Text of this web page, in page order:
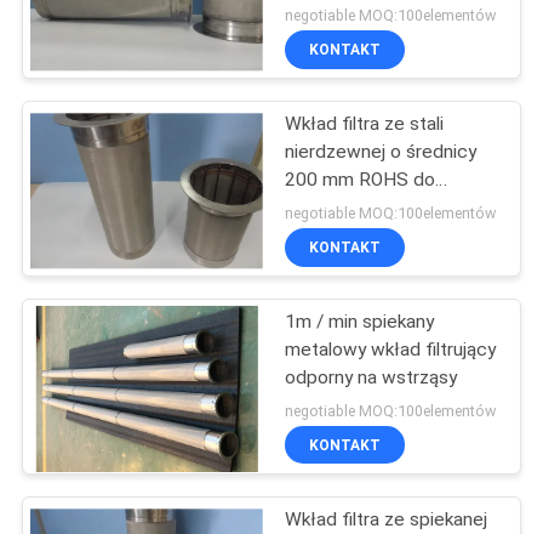
VR
WYCIECZKA
PO
FABRYCE
KONTROLA
JAKOŚCI
Włókno ze stali
nierdzewnej
22
Włókno tytanowe
11
negotiable MOQ:100elementów
KONTAKT
Wkład filtra ze stali
nierdzewnej o średnicy
200 mm ROHS do
uzdatniania wody
negotiable MOQ:100elementów
KONTAKT
1m / min spiekany
metalowy wkład filtrujący
odporny na wstrząsy
negotiable MOQ:100elementów
KONTAKT
Wkład filtra ze spiekanej